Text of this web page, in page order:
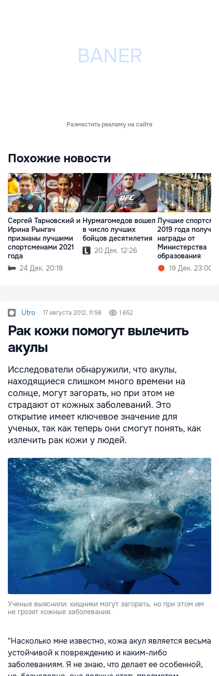
Разместить рекламу на сайте
Похожие новости
Сергей Тарновский и
Ирина Рынгач
признаны лучшими
спортсменами 2021
года
24 Дек. 20:18
Нурмагомедов вошел
в число лучших
бойцов десятилетия
20 Дек. 12:26
Лучшие
2019 года
награды от
Министерства
образования
19 Дек. 23:00
Utro 17 августа 2012, 11:58 1 652
Рак кожи помогут вылечить
акулы
Исследователи обнаружили, что акулы,
находящиеся слишком много времени на
солнце, могут загорать, но при этом не
страдают от кожных заболеваний. Это
открытие имеет ключевое значение для
ученых, так как теперь они смогут понять, как
излечить рак кожи у людей.
Ученые выяснили: хищники могут загорать, но при этом им
не грозят кожные заболевания.
"Насколько мне известно, кожа акул является весьма
устойчивой к повреждению и каким-либо
заболеваниям. Я не знаю, что делает ее особенной,